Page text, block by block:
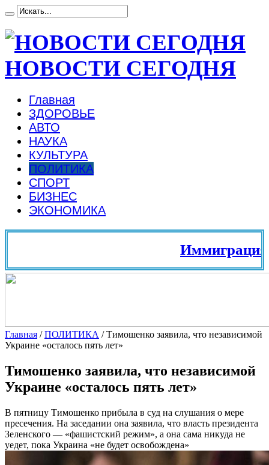
НОВОСТИ СЕГОДНЯ
Главная
ЗДОРОВЬЕ
АВТО
НАУКА
КУЛЬТУРА
ПОЛИТИКА
СПОРТ
БИЗНЕС
ЭКОНОМИКА
Иммиграция в
Главная /ПОЛИТИКА /Тимошенко заявила, что независимой
Украине «осталось пять лет»
Тимошенко заявила, что независимой
Украине «осталось пять лет»
В пятницу Тимошенко прибыла в суд на слушания о мере
пресечения. На заседании она заявила, что власть президента
Зеленского — «фашистский режим», а она сама никуда не
уедет, пока Украина «не будет освобождена»